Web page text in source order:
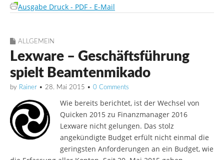
Ausgabe Druck - PDF - E-Mail
ALLGEMEIN
Lexware – Geschäftsführung
spielt Beamtenmikado
by Rainer • 28. Mai 2015 • 0 Comments
Wie bereits berichtet, ist der Wechsel von
Quicken 2015 zu Finanzmanager 2016
Lexware nicht gelungen. Das stolz
angekündigte Budget erfült nicht einmal die
geringsten Anforderungen an ein Budget, wie